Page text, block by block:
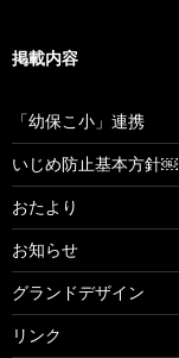
掲載内容
「幼保こ小」連携
いじめ防止基本方針￼
おたより
お知らせ
グランドデザイン
リンク